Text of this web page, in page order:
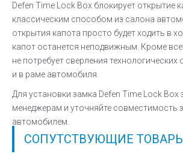
Defen Time Lock Box блокирует открытие
классическим способом из салона
открытия капота просто будет ходить в
капот останется неподвижным. Кроме
не потребует сверления технологических
и в раме автомобиля.
Для установки замка Defen Time Lock Box
менеджерам и уточняйте совместимость
автомобилем.
СОПУТСТВУЮЩИЕ